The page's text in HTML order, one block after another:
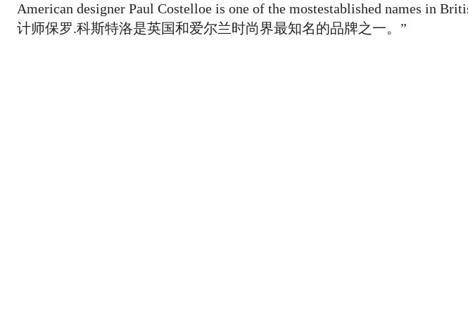
American designer Paul Costelloe is one of the mostestablished names in
计师保罗.科斯特洛是英国和爱尔兰时尚界最知名的品牌之一。”